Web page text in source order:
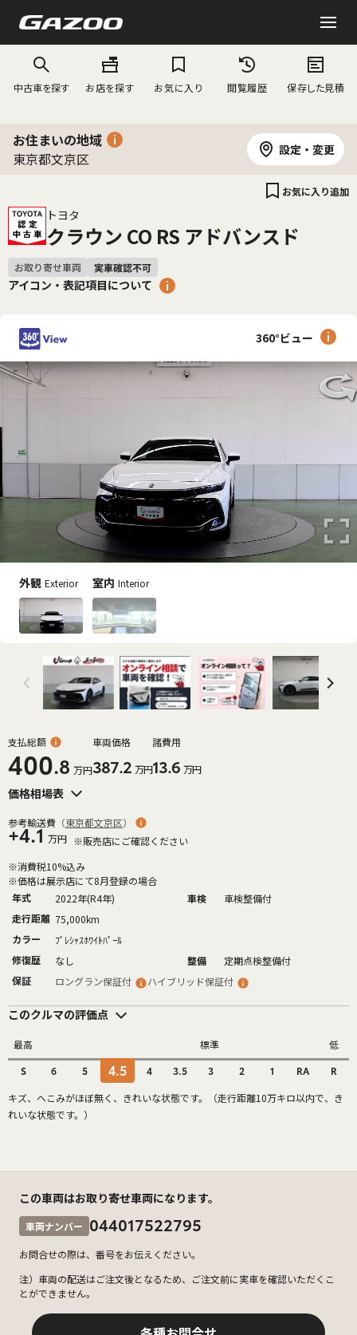
中古車を探す お店を探す お気に入り 閲覧履歴 保存した見積
お住まいの地域
東京都文京区
設定・変更
トヨタ
クラウン CO RS アドバンスド
お気に入り追加
アイコン・表記項目について
360°ビュー
外観 Exterior 室内 Interior
支払総額
400.8 万円
車両価格
387.2 万円
諸費用
13.6 万円
価格相場表
参考輸送費 （東京都文京区）
+4.1 万円 ※販売店にご確認ください
※消費税10%込み
※価格は展示店にて8月登録の場合
年式
2022年(R4年) 車検
車検整備付
走行距離 75,000km
カラー
ﾌﾟﾚｼｬｽﾎﾜｲﾄﾊﾟｰﾙ
修復歴
なし 整備
定期点検整備付
保証
ロングラン保証付 ハイブリッド保証付
このクルマの評価点
最高 標準 低
S 6 5 4.5 4 3.5 3 2 1 RA R
キズ、へこみがほぼ無く、きれいな状態です。（走行距離10万キロ以内で、き
れいな状態です。）
この車両はお取り寄せ車両になります。
車両ナンバー 044017522795
お問合せの際は、番号をお伝えください。
注）車両の配送はご注文後となるため、ご注文前に実車を確認いただくこ
とができません。